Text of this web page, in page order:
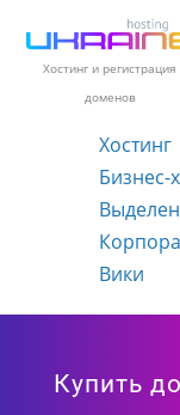
Хостинг и регистрация
доменов
Хостинг
Бизнес-
Вики
Купить